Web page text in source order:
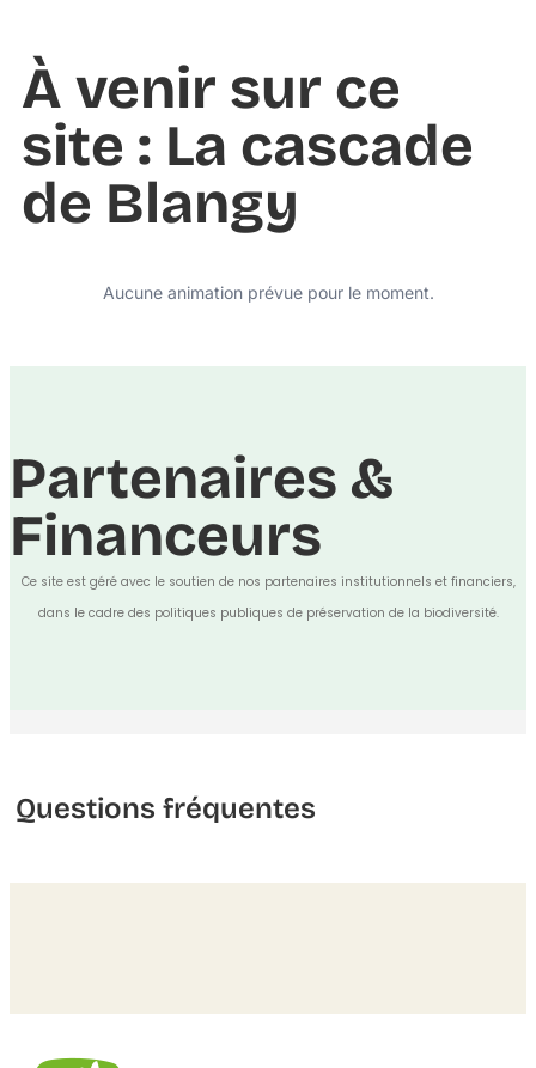
À venir sur ce
site : La cascade
de Blangy
Aucune animation prévue pour le moment.
Partenaires &
Financeurs
Ce site est géré avec le soutien de nos partenaires institutionnels et financiers,
dans le cadre des politiques publiques de préservation de la biodiversité.
Questions fréquentes